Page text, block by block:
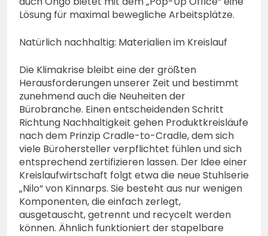
Lösung für maximal bewegliche Arbeitsplätze.
Natürlich nachhaltig: Materialien im Kreislauf
Die Klimakrise bleibt eine der größten
Herausforderungen unserer Zeit und bestimmt
zunehmend auch die Neuheiten der
Bürobranche. Einen entscheidenden Schritt
Richtung Nachhaltigkeit gehen Produktkreisläufe
nach dem Prinzip Cradle-to-Cradle, dem sich
viele Bürohersteller verpflichtet fühlen und sich
entsprechend zertifizieren lassen. Der Idee einer
Kreislaufwirtschaft folgt etwa die neue Stuhlserie
„Nilo“ von Kinnarps. Sie besteht aus nur wenigen
Komponenten, die einfach zerlegt,
ausgetauscht, getrennt und recycelt werden
können. Ähnlich funktioniert der stapelbare